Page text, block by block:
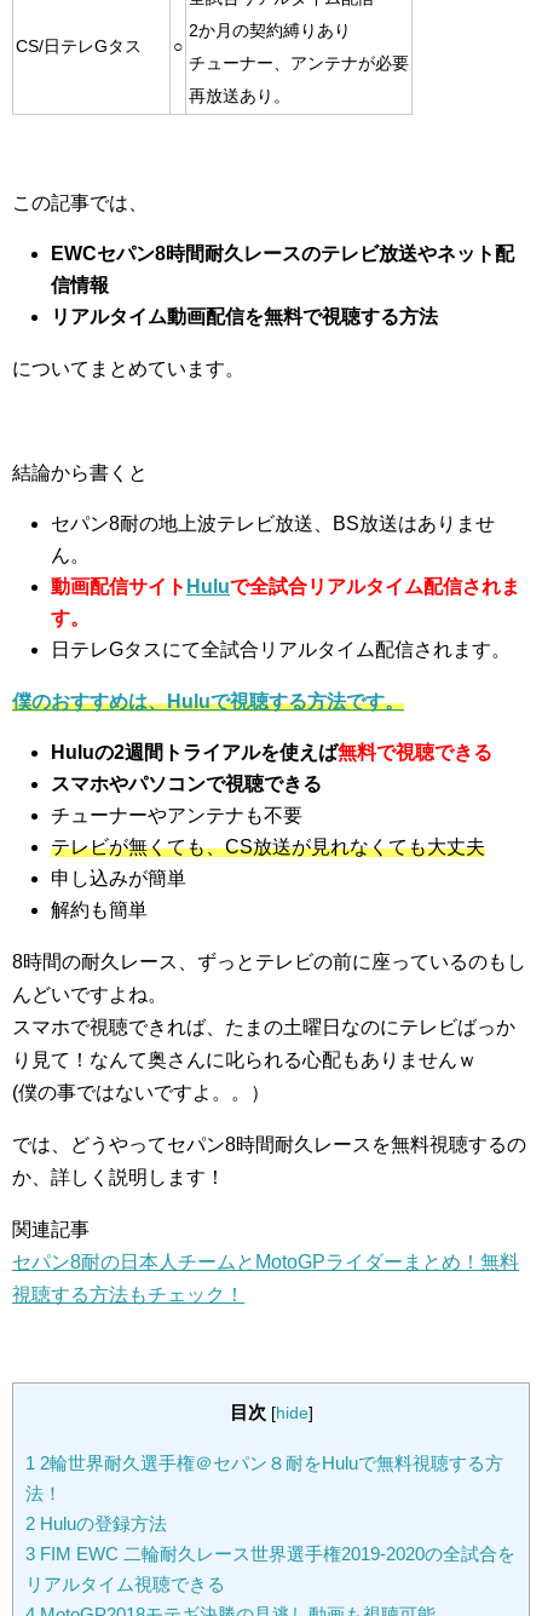
CS/日テレGタス ○
2か月の契約縛りあり
チューナー、アンテナが必要
再放送あり。
この記事では、
EWCセパン8時間耐久レースのテレビ放送やネット配
信情報
リアルタイム動画配信を無料で視聴する方法
についてまとめています。
結論から書くと
セパン8耐の地上波テレビ放送、BS放送はありませ
ん。
動画配信サイト Huluで全試合リアルタイム配信されま
す。
日テレGタスにて全試合リアルタイム配信されます。
僕のおすすめは、Huluで視聴する方法です。
Huluの2週間トライアルを使えば無料で視聴できる
スマホやパソコンで視聴できる
チューナーやアンテナも不要
テレビが無くても、CS放送が見れなくても大丈夫
申し込みが簡単
解約も簡単
8時間の耐久レース、ずっとテレビの前に座っているのもし
んどいですよね。
スマホで視聴できれば、たまの土曜日なのにテレビばっか
り見て！なんて奥さんに叱られる心配もありませんｗ
(僕の事ではないですよ。。）
では、どうやってセパン8時間耐久レースを無料視聴するの
か、詳しく説明します！
関連記事
セパン8耐の日本人チームとMotoGPライダーまとめ！無料
視聴する方法もチェック！
目次 [hide]
1 2輪世界耐久選手権＠セパン８耐をHuluで無料視聴する方
法！
2 Huluの登録方法
3 FIM EWC 二輪耐久レース世界選手権2019-2020の全試合を
リアルタイム視聴できる